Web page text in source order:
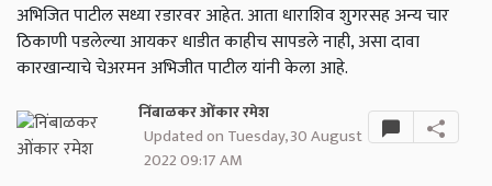
अभिजित पाटील सध्या रडारवर आहेत. आता धाराशिव शुगरसह अन्य चार
ठिकाणी पडलेल्या आयकर धाडीत काहीच सापडले नाही, असा दावा
कारखान्याचे चेअरमन अभिजीत पाटील यांनी केला आहे.
निंबाळकर ओंकार रमेश
Updated on Tuesday, 30 August
2022 09:17 AM